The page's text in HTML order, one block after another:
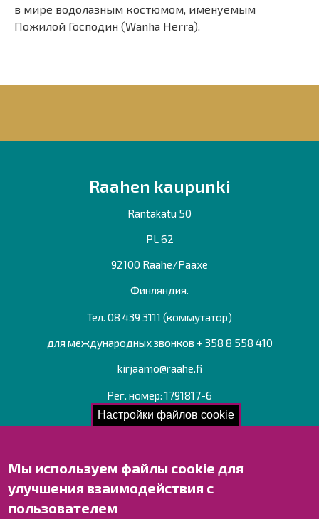
Настройки файлов cookie
Мы используем файлы cookie для
улучшения взаимодействия с
пользователем
в мире водолазным костюмом, именуемым
Пожилой Господин (Wanha Herra).
Raahen kaupunki
Rantakatu 50
PL 62
92100 Raahe/Раахе
Финляндия.
Тел. 08 439 3111 (коммутатор)
для международных звонков + 358 8 558 410
kirjaamo@raahe.fi
Рег. номер: 1791817-6
Оставьте отзыв
Объекты
Контактные данные персонала